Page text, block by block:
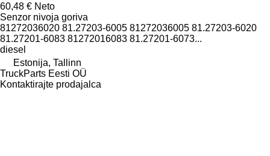
60,48 € Neto
Senzor nivoja goriva
81272036020 81.27203-6005 81272036005 81.27203-6020
81.27201-6083 81272016083 81.27201-6073...
diesel
Estonija, Tallinn
TruckParts Eesti OÜ
Kontaktirajte prodajalca